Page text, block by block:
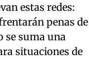
estas redes:
penas de
se suma una
situaciones de